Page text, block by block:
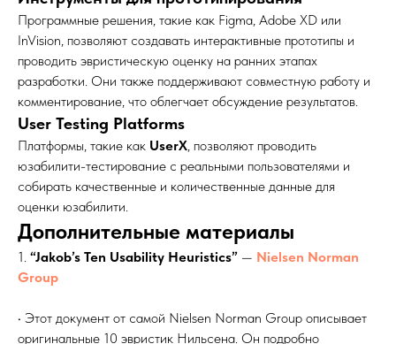
Программные решения, такие как Figma, Adobe XD или
InVision, позволяют создавать интерактивные прототипы и
проводить эвристическую оценку на ранних этапах
разработки. Они также поддерживают совместную работу и
комментирование, что облегчает обсуждение результатов.
User Testing Platforms
Платформы, такие как UserX, позволяют проводить
юзабилити-тестирование с реальными пользователями и
собирать качественные и количественные данные для
оценки юзабилити.
Дополнительные материалы
1. “Jakob’s Ten Usability Heuristics” — Nielsen Norman
Group
• Этот документ от самой Nielsen Norman Group описывает
оригинальные 10 эвристик Нильсена. Он подробно